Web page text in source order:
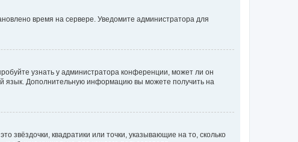
время на сервере. Уведомите администратора для
узнать у администратора конференции, может ли он
язык. Дополнительную информацию вы можете получить на
звёздочки, квадратики или точки, указывающие на то, сколько